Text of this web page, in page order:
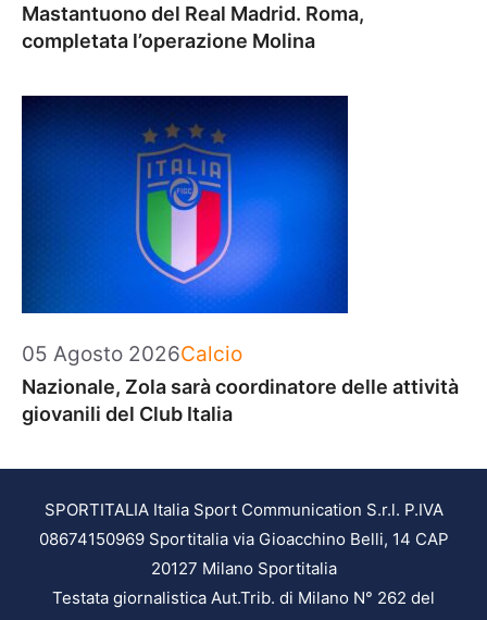
Mastantuono del Real Madrid. Roma,
completata l’operazione Molina
05 Agosto 2026Categorie
Calcio
Nazionale, Zola sarà coordinatore delle attività
giovanili del Club Italia
SPORTITALIA Italia Sport Communication S.r.l. P.IVA
08674150969 Sportitalia via Gioacchino Belli, 14 CAP
20127 Milano Sportitalia
Testata giornalistica Aut.Trib. di Milano N° 262 del